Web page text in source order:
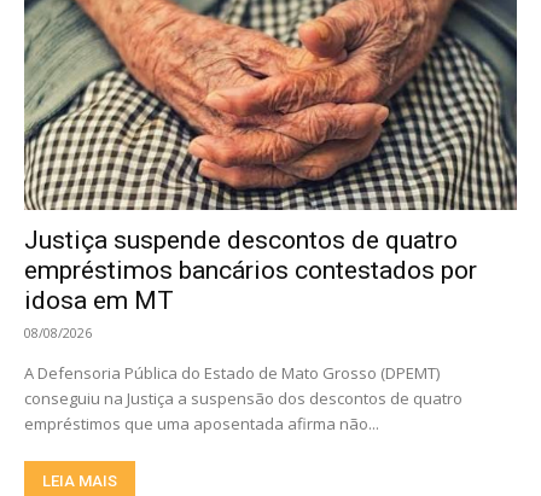
Justiça suspende descontos de quatro
empréstimos bancários contestados por
idosa em MT
08/08/2026
A Defensoria Pública do Estado de Mato Grosso (DPEMT)
conseguiu na Justiça a suspensão dos descontos de quatro
empréstimos que uma aposentada afirma não...
LEIA MAIS